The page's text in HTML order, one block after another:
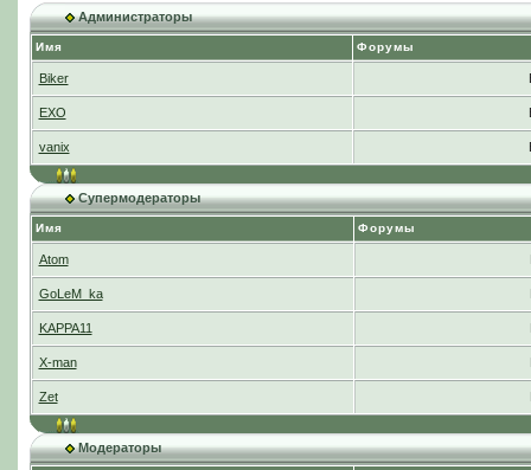
Администраторы
Имя Форумы
Biker
EXO
vanix
Супермодераторы
Имя Форумы
Atom
GoLeM_ka
KAPPA11
X-man
Zet
Модераторы